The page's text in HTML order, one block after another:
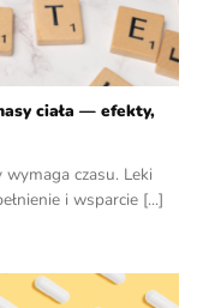
ciała — efekty,
czasu. Leki
i wsparcie [...]